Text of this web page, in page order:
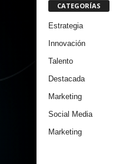
CATEGORÍAS
Estrategia
Innovación
Talento
Destacada
Marketing
Social Media
Marketing